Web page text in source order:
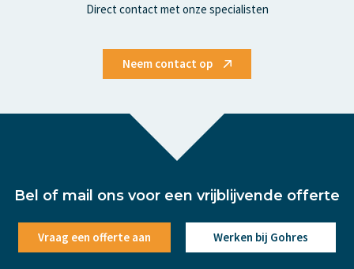
Direct contact met onze specialisten
Neem contact op
Bel of mail ons voor een vrijblijvende offerte
Vraag een offerte aan Werken bij Gohres